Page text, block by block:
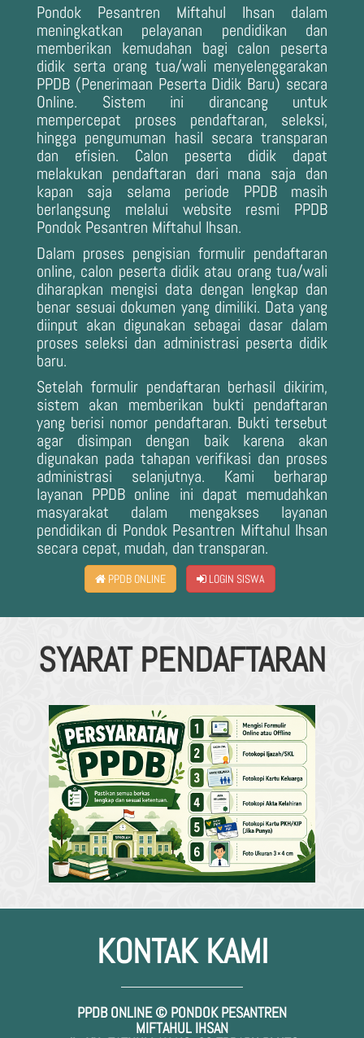
Pondok Pesantren Miftahul Ihsan dalam
meningkatkan pelayanan pendidikan dan
memberikan kemudahan bagi calon peserta
didik serta orang tua/wali menyelenggarakan
PPDB (Penerimaan Peserta Didik Baru) secara
Online. Sistem ini dirancang untuk
mempercepat proses pendaftaran, seleksi,
hingga pengumuman hasil secara transparan
dan efisien. Calon peserta didik dapat
melakukan pendaftaran dari mana saja dan
kapan saja selama periode PPDB masih
berlangsung melalui website resmi PPDB
Pondok Pesantren Miftahul Ihsan.
Dalam proses pengisian formulir pendaftaran
online, calon peserta didik atau orang tua/wali
diharapkan mengisi data dengan lengkap dan
benar sesuai dokumen yang dimiliki. Data yang
diinput akan digunakan sebagai dasar dalam
proses seleksi dan administrasi peserta didik
baru.
Setelah formulir pendaftaran berhasil dikirim,
sistem akan memberikan bukti pendaftaran
yang berisi nomor pendaftaran. Bukti tersebut
agar disimpan dengan baik karena akan
digunakan pada tahapan verifikasi dan proses
administrasi selanjutnya. Kami berharap
layanan PPDB online ini dapat memudahkan
masyarakat dalam mengakses layanan
pendidikan di Pondok Pesantren Miftahul Ihsan
secara cepat, mudah, dan transparan.
PPDB ONLINE LOGIN SISWA
SYARAT PENDAFTARAN
KONTAK KAMI
PPDB ONLINE © PONDOK PESANTREN
MIFTAHUL IHSAN